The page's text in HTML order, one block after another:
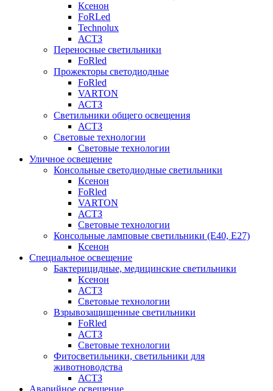
Ксенон
FoRLed
Technolux
АСТЗ
Переносные светильники
FoRled
Прожекторы светодиодные
FoRled
VARTON
АСТЗ
Светильники общего освещения
АСТЗ
Световые технологии
Световые технологии
Уличное освещение
Консольные светодиодные светильники
Ксенон
FoRled
VARTON
АСТЗ
Световые технологии
Консольные ламповые светильники (Е40, Е27)
Ксенон
Специальное освещение
Бактерицидные, медицинские светильники
Ксенон
АСТЗ
Световые технологии
Взрывозащищенные светильники
FoRled
АСТЗ
Световые технологии
Фитосветильники, светильники для
животноводства
АСТЗ
Аварийное освещение